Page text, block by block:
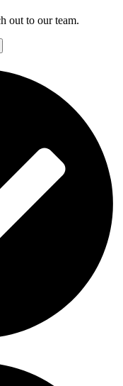
out to our team.